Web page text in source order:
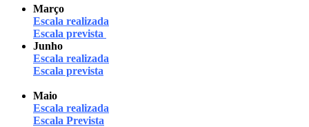
Março
Escala realizada
Escala prevista
Junho
Escala realizada
Escala prevista
Maio
Escala realizada
Escala Prevista